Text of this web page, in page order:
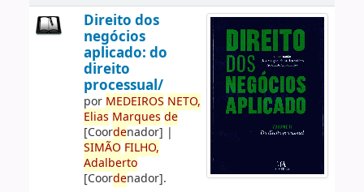
Direito dos
negócios
aplicado: do
direito
processual/
por MEDEIROS NETO,
Elias Marques de
[Coordenador] |
SIMÃO FILHO,
Adalberto
[Coordenador].